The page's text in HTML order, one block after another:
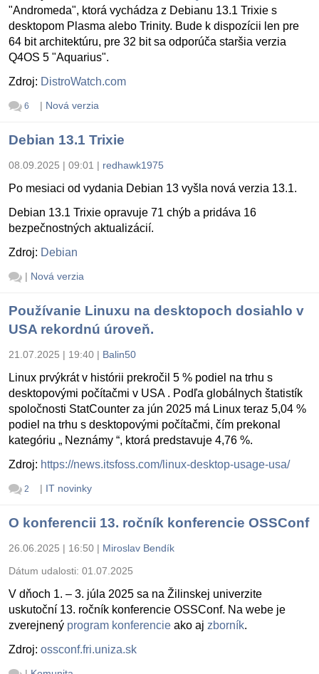
"Andromeda", ktorá vychádza z Debianu 13.1 Trixie s
desktopom Plasma alebo Trinity. Bude k dispozícii len pre
64 bit architektúru, pre 32 bit sa odporúča staršia verzia
Q4OS 5 "Aquarius".
Zdroj: DistroWatch.com
6 | Nová verzia
Debian 13.1 Trixie
08.09.2025 | 09:01 | redhawk1975
Po mesiaci od vydania Debian 13 vyšla nová verzia 13.1.
Debian 13.1 Trixie opravuje 71 chýb a pridáva 16
bezpečnostných aktualizácií.
Zdroj: Debian
| Nová verzia
Používanie Linuxu na desktopoch dosiahlo v
USA rekordnú úroveň.
21.07.2025 | 19:40 | Balin50
Linux prvýkrát v histórii prekročil 5 % podiel na trhu s
desktopovými počítačmi v USA . Podľa globálnych štatistík
spoločnosti StatCounter za jún 2025 má Linux teraz 5,04 %
podiel na trhu s desktopovými počítačmi, čím prekonal
kategóriu „ Neznámy “, ktorá predstavuje 4,76 %.
Zdroj: https://news.itsfoss.com/linux-desktop-usage-usa/
2 | IT novinky
O konferencii 13. ročník konferencie OSSConf
26.06.2025 | 16:50 | Miroslav Bendík
Dátum udalosti: 01.07.2025
V dňoch 1. – 3. júla 2025 sa na Žilinskej univerzite
uskutoční 13. ročník konferencie OSSConf. Na webe je
zverejnený program konferencie ako aj zborník.
Zdroj: ossconf.fri.uniza.sk